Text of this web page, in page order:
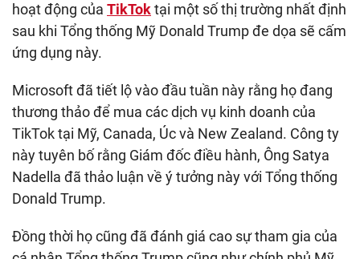
hoạt động của TikToktại một số thị trường nhất định
sau khi Tổng thống Mỹ Donald Trump đe dọa sẽ cấm
ứng dụng này.
Microsoft đã tiết lộ vào đầu tuần này rằng họ đang
thương thảo để mua các dịch vụ kinh doanh của
TikTok tại Mỹ, Canada, Úc và New Zealand. Công ty
này tuyên bố rằng Giám đốc điều hành, Ông Satya
Nadella đã thảo luận về ý tưởng này với Tổng thống
Donald Trump.
Đồng thời họ cũng đã đánh giá cao sự tham gia của